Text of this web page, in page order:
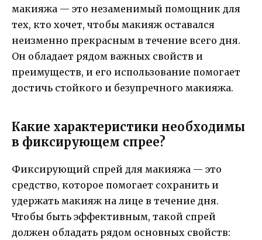
макияжа — это незаменимый помощник для
тех, кто хочет, чтобы макияж оставался
неизменно прекрасным в течение всего дня.
Он обладает рядом важных свойств и
преимуществ, и его использование помогает
достичь стойкого и безупречного макияжа.
Какие характеристики необходимы
в фиксирующем спрее?
Фиксирующий спрей для макияжа — это
средство, которое помогает сохранить и
удержать макияж на лице в течение дня.
Чтобы быть эффективным, такой спрей
должен обладать рядом основных свойств: